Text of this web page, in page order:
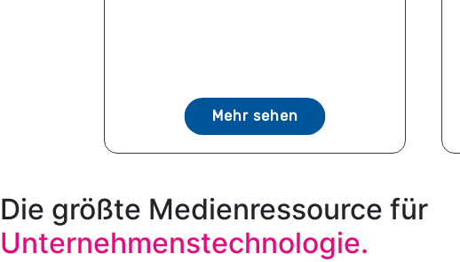
Mehr sehen
Die größte Medienressource für
Unternehmenstechnologie.